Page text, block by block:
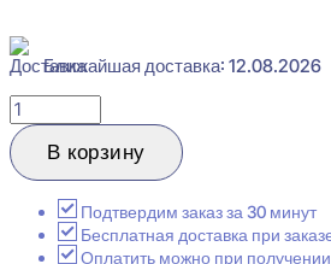
Перейти в избранное Закрыть
Ближайшая доставка: 12.08.2026
Количество
товара
Evroplast
1.51.501
17x161x2000
В корзину
Подтвердим заказ за 30 минут
Бесплатная доставка при
Оплатить можно при получении